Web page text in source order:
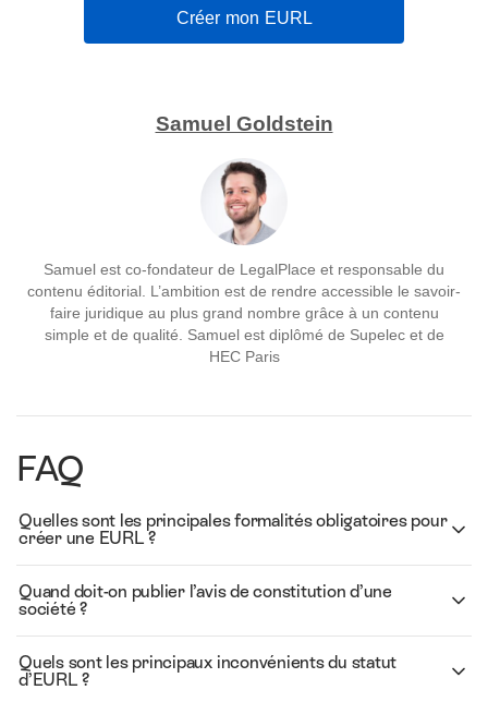
Créer mon EURL
Samuel Goldstein
Samuel est co-fondateur de LegalPlace et responsable du
contenu éditorial. L’ambition est de rendre accessible le savoir-
faire juridique au plus grand nombre grâce à un contenu
simple et de qualité. Samuel est diplômé de Supelec et de
HEC Paris
FAQ
Quelles sont les principales formalités obligatoires pour
créer une EURL ?
Quand doit-on publier l’avis de constitution d’une
société ?
Quels sont les principaux inconvénients du statut
d’EURL ?